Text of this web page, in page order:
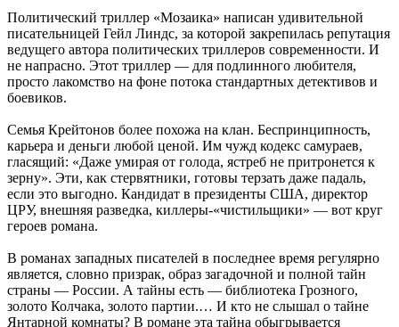
Политический триллер «Мозаика» написан удивительной
писательницей Гейл Линдс, за которой закрепилась репутация
ведущего автора политических триллеров современности. И
не напрасно. Этот триллер — для подлинного любителя,
просто лакомство на фоне потока стандартных детективов и
боевиков.
Семья Крейтонов более похожа на клан. Беспринципность,
карьера и деньги любой ценой. Им чужд кодекс самураев,
гласящий: «Даже умирая от голода, ястреб не притронется к
зерну». Эти, как стервятники, готовы терзать даже падаль,
если это выгодно. Кандидат в президенты США, директор
ЦРУ, внешняя разведка, киллеры-«чистильщики» — вот круг
героев романа.
В романах западных писателей в последнее время регулярно
является, словно призрак, образ загадочной и полной тайн
страны — России. А тайны есть — библиотека Грозного,
золото Колчака, золото партии.… И кто не слышал о тайне
Янтарной комнаты? В романе эта тайна обыгрывается